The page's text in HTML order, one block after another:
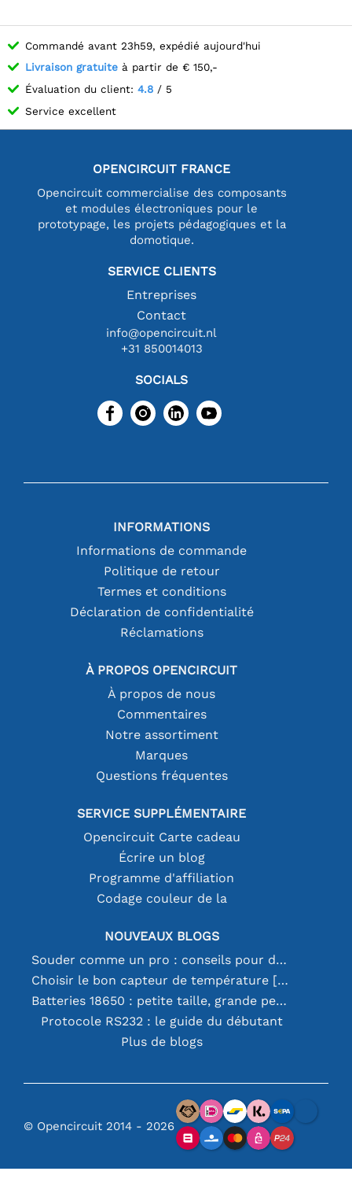
Commandé avant 23h59, expédié aujourd'hui
Livraison gratuite à partir de € 150,-
Évaluation du client: 4.8 / 5
Service excellent
OPENCIRCUIT FRANCE
Opencircuit commercialise des composants
et modules électroniques pour le
prototypage, les projets pédagogiques et la
domotique.
SERVICE CLIENTS
Entreprises
Contact
info@opencircuit.nl
+31 850014013
SOCIALS
INFORMATIONS
Informations de commande
Politique de retour
Termes et conditions
Déclaration de confidentialité
Réclamations
À PROPOS OPENCIRCUIT
À propos de nous
Commentaires
Notre assortiment
Marques
Questions fréquentes
SERVICE SUPPLÉMENTAIRE
Opencircuit Carte cadeau
Écrire un blog
Programme d'affiliation
Codage couleur de la
NOUVEAUX BLOGS
Souder comme un pro : conseils pour des connexions électroniques parfaites
Choisir le bon capteur de température [youtube]
Batteries 18650 : petite taille, grande performance
Protocole RS232 : le guide du débutant
Plus de blogs
© Opencircuit 2014 - 2026